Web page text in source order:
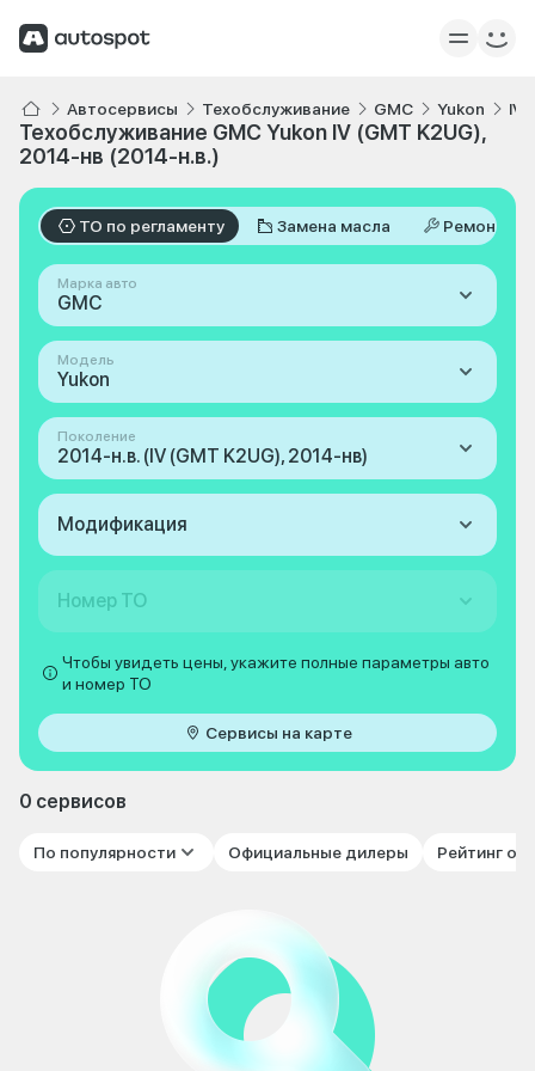
Автосервисы Техобслуживание GMC Yukon IV
Техобслуживание GMC Yukon IV (GMT K2UG),
2014-нв (2014-н.в.)
ТО по регламенту Замена масла Ремонт
Марка авто
GMC
Модель
Yukon
Поколение
2014-н.в. (IV (GMT K2UG), 2014-нв)
Модификация
Номер ТО
Чтобы увидеть цены, укажите полные параметры авто
и номер ТО
Сервисы на карте
0 сервисов
По популярности Официальные дилеры Рейтинг